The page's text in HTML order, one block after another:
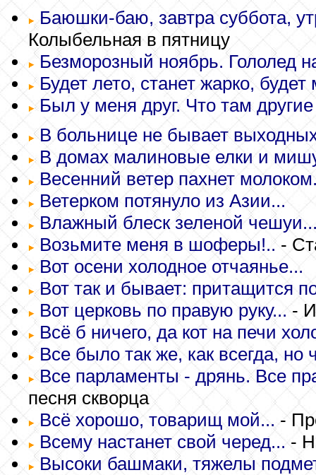
Баюшки-баю, завтра суббота,
Колыбельная в пятницу
Безморозный ноябрь. Гололед
Будет лето, станет жарко,
Был у меня друг. Что там
В больнице не бывает
В домах малиновые елки и
Весенний ветер пахнет
Ветерком потянуло из Азии...
Влажный блеск зеленой
Возьмите меня в шоферы!.. -
Вот осени холодное отчаянье...
Вот так и бывает: притащится
Вот церковь по правую руку...-
Всё б ничего, да кот на печи
Все было так же, как всегда, но
Все парламенты - дрянь. Все
песня скворца
Всё хорошо, товарищ мой... -
Всему настанет свой черед... -
Высоки башмаки, тяжелы